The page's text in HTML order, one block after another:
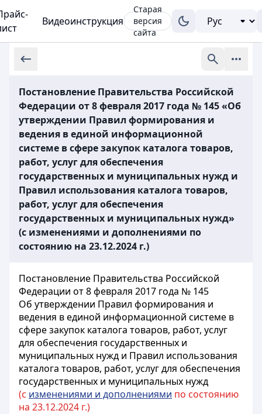
Видеоинструкция
Старая
версия
сайта
Постановление Правительства Российской
Федерации от 8 февраля 2017 года № 145 «Об
утверждении Правил формирования и
ведения в единой информационной
системе в сфере закупок каталога товаров,
работ, услуг для обеспечения
государственных и муниципальных нужд и
Правил использования каталога товаров,
работ, услуг для обеспечения
государственных и муниципальных нужд»
(с изменениями и дополнениями по
состоянию на 23.12.2024 г.)
Постановление Правительства Российской
Федерации от 8 февраля 2017 года № 145
Об утверждении Правил формирования и
ведения в единой информационной системе в
сфере закупок каталога товаров, работ, услуг
для обеспечения государственных и
муниципальных нужд и Правил использования
каталога товаров, работ, услуг для обеспечения
государственных и муниципальных нужд
(с изменениями и дополнениями по состоянию
на 23.12.2024 г.)